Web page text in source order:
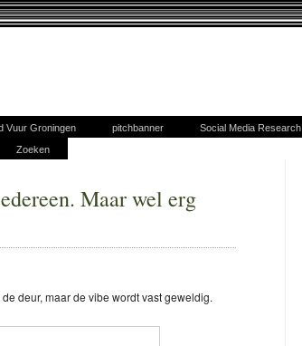
Vuur Groningen pitchbanner Social Media Research
Zoeken
Maar wel erg
deur, maar de vibe wordt vast geweldig.